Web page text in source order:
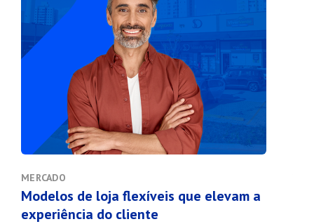
MERCADO
Modelos de loja flexíveis que elevam a
experiência do cliente